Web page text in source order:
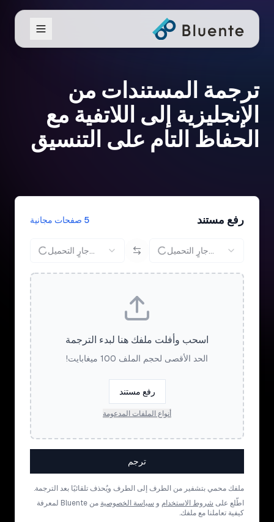
ترجمة المستندات من
الإنجليزية إلى اللاتفية مع
الحفاظ التام على التنسيق
رفع مستند 5 صفحات مجانية
جارٍ التحميل... جارٍ التحميل...
اسحب وأفلت ملفك هنا لبدء الترجمة
الحد الأقصى لحجم الملف 100 ميغابايت!
رفع مستند
أنواع الملفات المدعومة
ترجم
ملفك محمي بتشفير من الطرف إلى الطرف ويُحذف تلقائيًا بعد الترجمة.
اطّلع على شروط الاستخدام و سياسة الخصوصية
من Bluente لمعرفة
كيفية تعاملنا مع ملفك.